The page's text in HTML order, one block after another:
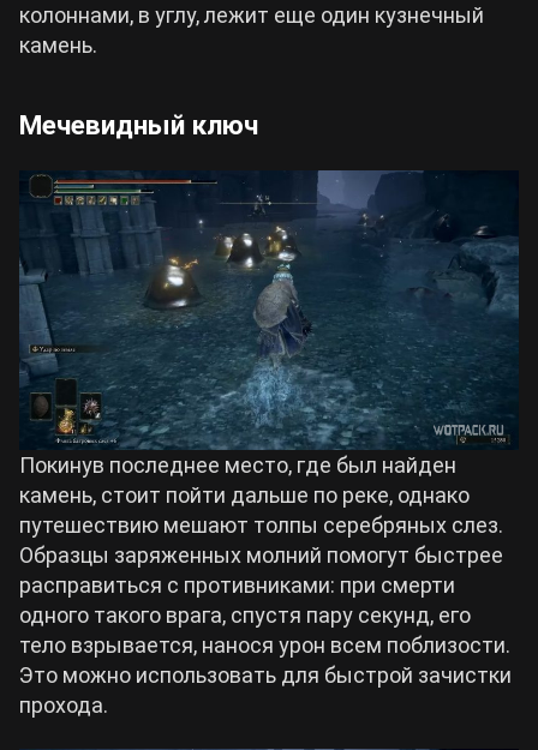
колоннами, в углу, лежит еще один кузнечный
камень.
Мечевидный ключ
Покинув последнее место, где был найден
камень, стоит пойти дальше по реке, однако
путешествию мешают толпы серебряных слез.
Образцы заряженных молний помогут быстрее
расправиться с противниками: при смерти
одного такого врага, спустя пару секунд, его
тело взрывается, нанося урон всем поблизости.
Это можно использовать для быстрой зачистки
прохода.